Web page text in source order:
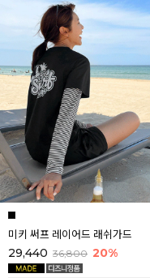
미키 써프 레이어드 래쉬가드
29,440 36,800 20%